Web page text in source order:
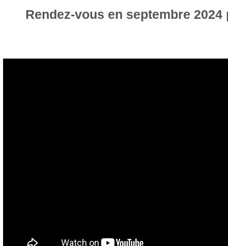
Rendez-vous en septembre 2024